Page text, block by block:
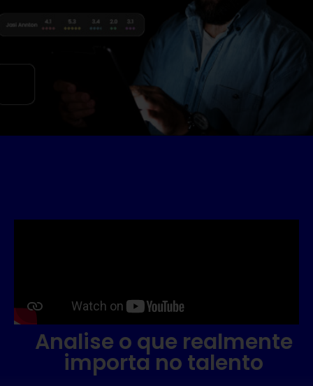
Analise o que realmente
importa no talento